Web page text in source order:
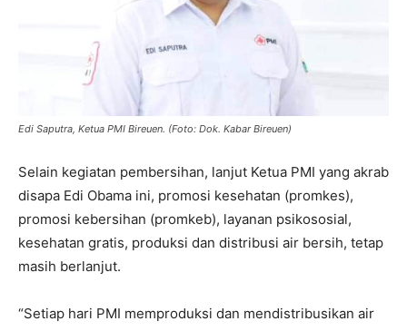
Edi Saputra, Ketua PMI Bireuen. (Foto: Dok. Kabar Bireuen)
Selain kegiatan pembersihan, lanjut Ketua PMI yang akrab
disapa Edi Obama ini, promosi kesehatan (promkes),
promosi kebersihan (promkeb), layanan psikososial,
kesehatan gratis, produksi dan distribusi air bersih, tetap
masih berlanjut.
“Setiap hari PMI memproduksi dan mendistribusikan air